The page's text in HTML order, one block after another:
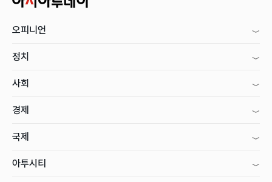
오피니언
정치
사회
경제
국제
아투시티